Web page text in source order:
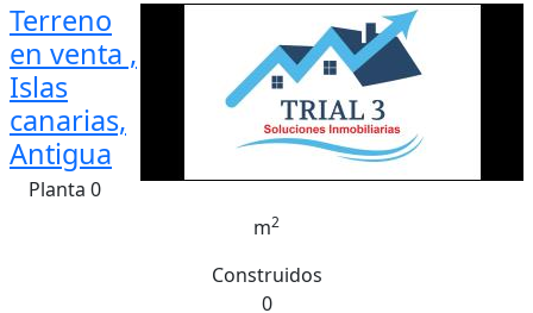
Terreno
en venta ,
Islas
canarias,
Antigua
Planta 0
m2
Construidos
0